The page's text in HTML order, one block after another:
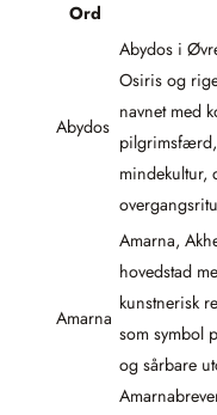
Ord
Abydos
Abydos i
Osiris og
navnet med
mindekultur,
Amarna
Amarna,
hovedstad
kunstnerisk
som symbol
og sårbare